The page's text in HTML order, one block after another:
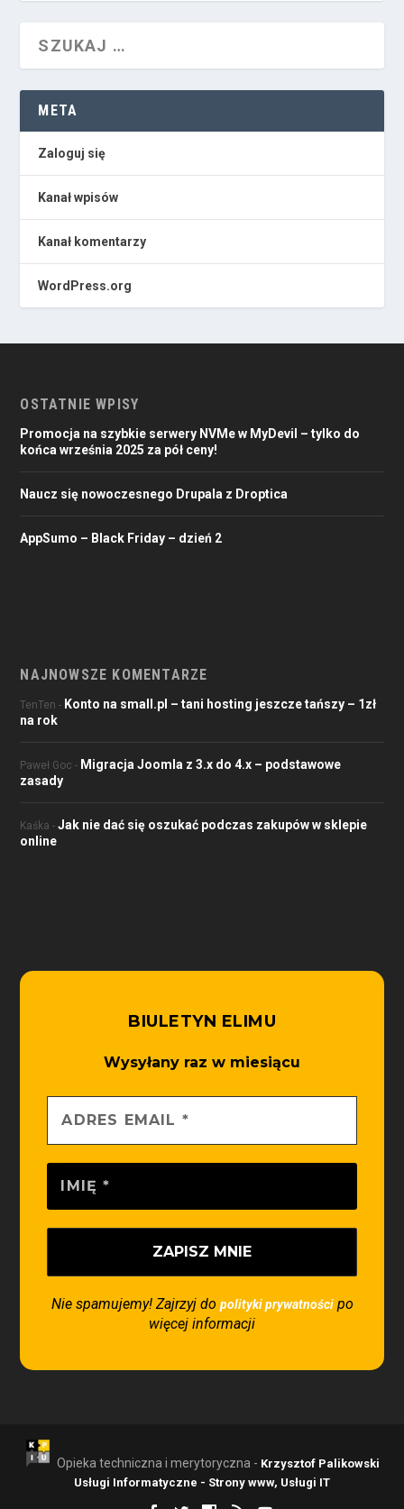
META
Zaloguj się
Kanał wpisów
Kanał komentarzy
WordPress.org
OSTATNIE WPISY
Promocja na szybkie serwery NVMe w MyDevil – tylko do
końca września 2025 za pół ceny!
Naucz się nowoczesnego Drupala z Droptica
AppSumo – Black Friday – dzień 2
NAJNOWSZE KOMENTARZE
TenTen - Konto na small.pl – tani hosting jeszcze tańszy – 1zł
na rok
Paweł Goc - Migracja Joomla z 3.x do 4.x – podstawowe
zasady
Kaśka -Jak nie dać się oszukać podczas zakupów w sklepie
online
BIULETYN ELIMU
Wysyłany raz w miesiącu
Nie spamujemy! Zajrzyj do polityki prywatnościpo
więcej informacji
Opieka techniczna i merytoryczna - Krzysztof Palikowski
Usługi Informatyczne - Strony www, Usługi IT